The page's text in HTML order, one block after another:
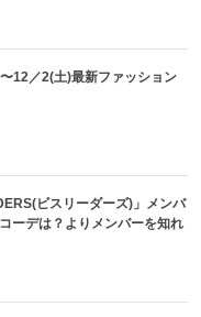
12／2(土)最新ファッション
ビスリーダーズ)」メンバ
ーデは？よりメンバーを知れ